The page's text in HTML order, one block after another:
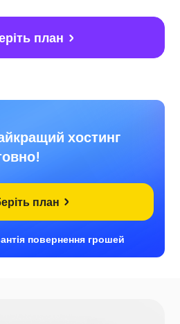
план
хостинг
план
повернення грошей